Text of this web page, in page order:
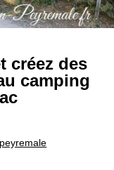
créez des
camping